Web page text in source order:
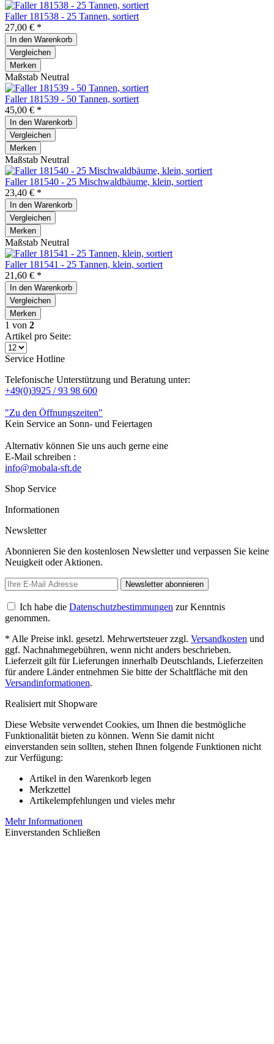
Faller 181538 - 25 Tannen, sortiert
27,00 € *
In den Warenkorb
Vergleichen
Merken
Maßstab Neutral
Faller 181539 - 50 Tannen, sortiert
45,00 € *
In den Warenkorb
Vergleichen
Merken
Maßstab Neutral
Faller 181540 - 25 Mischwaldbäume, klein, sortiert
23,40 € *
In den Warenkorb
Vergleichen
Merken
Maßstab Neutral
Faller 181541 - 25 Tannen, klein, sortiert
21,60 € *
In den Warenkorb
Vergleichen
Merken
1 von 2
Artikel pro Seite:
Service Hotline
Telefonische Unterstützung und Beratung unter:
+49(0)3925 / 93 98 600
"Zu den Öffnungszeiten"
Kein Service an Sonn- und Feiertagen
Alternativ können Sie uns auch gerne eine
E-Mail schreiben :
info@mobala-sft.de
Shop Service
Informationen
Newsletter
Abonnieren Sie den kostenlosen Newsletter und verpassen Sie keine
Neuigkeit oder Aktionen.
Newsletter abonnieren
Ich habe die Datenschutzbestimmungen zur Kenntnis
genommen.
* Alle Preise inkl. gesetzl. Mehrwertsteuer zzgl. Versandkosten und
ggf. Nachnahmegebühren, wenn nicht anders beschrieben.
Lieferzeit gilt für Lieferungen innerhalb Deutschlands, Lieferzeiten
für andere Länder entnehmen Sie bitte der Schaltfläche mit den
Versandinformationen.
Realisiert mit Shopware
Diese Website verwendet Cookies, um Ihnen die bestmögliche
Funktionalität bieten zu können. Wenn Sie damit nicht
einverstanden sein sollten, stehen Ihnen folgende Funktionen nicht
zur Verfügung:
Artikel in den Warenkorb legen
Merkzettel
Artikelempfehlungen und vieles mehr
Mehr Informationen
Einverstanden Schließen